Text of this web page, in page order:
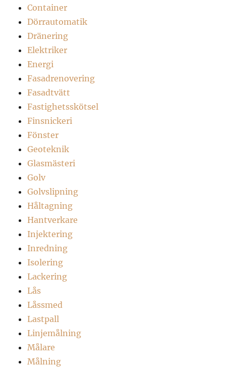
Container
Dörrautomatik
Dränering
Elektriker
Energi
Fasadrenovering
Fasadtvätt
Fastighetsskötsel
Finsnickeri
Fönster
Geoteknik
Glasmästeri
Golv
Golvslipning
Håltagning
Hantverkare
Injektering
Inredning
Isolering
Lackering
Lås
Låssmed
Lastpall
Linjemålning
Målare
Målning